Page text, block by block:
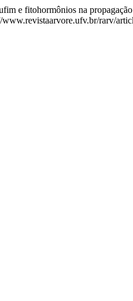
e fitohormônios na
rarv/